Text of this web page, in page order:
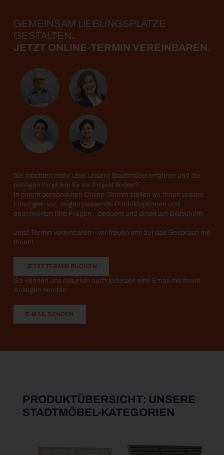
GEMEINSAM LIEBLINGS­PLÄTZE
GESTALTEN.
JETZT ONLINE-TERMIN VEREINBAREN.
Sie möchten mehr über unsere Stadtmöbel erfahren und die
richtigen Produkte für Ihr Projekt finden?
In einem persönlichen Online-Termin stellen wir Ihnen unsere
Lösungen vor, zeigen passende Produktoptionen und
beantworten Ihre Fragen – bequem und direkt am Bildschirm.
Jetzt Termin vereinbaren – wir freuen uns auf das Gespräch mit
Ihnen!
JETZT TERMIN BUCHEN
Sie können uns natürlich auch jederzeit eine Email mit Ihrem
Anliegen senden.
E-MAIL SENDEN
PRODUKTÜBERSICHT: UNSERE
STADTMÖBEL-KATEGORIEN